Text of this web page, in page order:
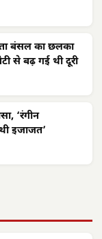
बंसल का छलका
से बढ़ गई थी दूरी
‘रंगीन
इजाजत’